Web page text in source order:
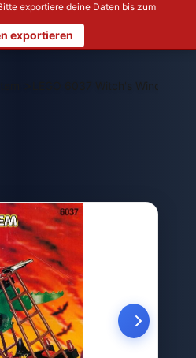
exportiere deine Daten bis zum
exportieren
LEGO 6037 Witch's Windship